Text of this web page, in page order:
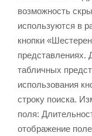
возможность
используются в
кнопки
представлениях.
табличных
использования
строку поиска.
поля:
отображение